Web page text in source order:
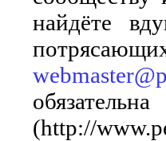
найдёте
(http://